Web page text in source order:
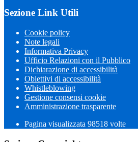
Sezione Link Utili
Cookie policy
Note legali
Informativa Privacy
Ufficio Relazioni con il Pubblico
Dichiarazione di accessibilità
Obiettivi di accessibilità
Whistleblowing
Gestione consensi cookie
Amministrazione trasparente
Pagina visualizzata 98518 volte